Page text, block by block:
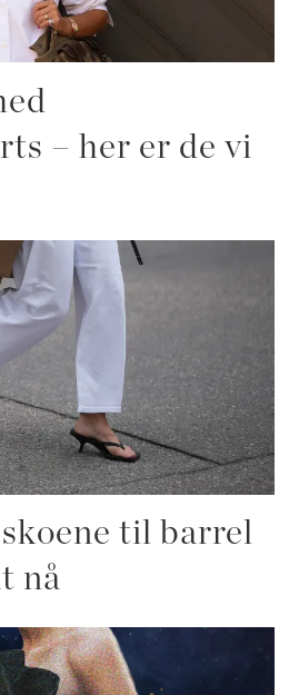
– her er de vi
til barrel
nå